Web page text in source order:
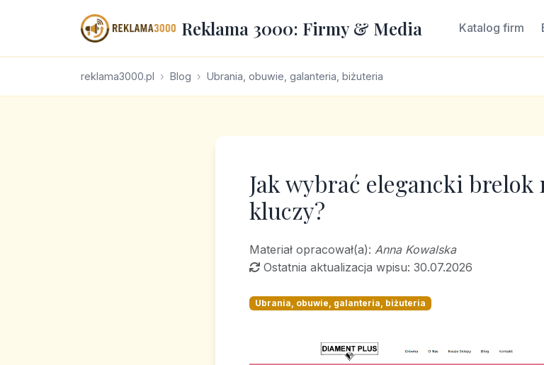
Reklama 3000: Firmy & Media Katalog firm
reklama3000.pl Blog Ubrania, obuwie, galanteria, biżuteria
Jak wybrać elegancki brelok
kluczy?
Materiał opracował(a): Anna Kowalska
Ostatnia aktualizacja wpisu: 30.07.2026
Ubrania, obuwie, galanteria, biżuteria